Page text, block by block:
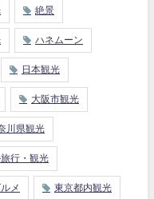
絶景
ハネムーン
日本観光
大阪市観光
川県観光
行・観光
メ 東京都内観光